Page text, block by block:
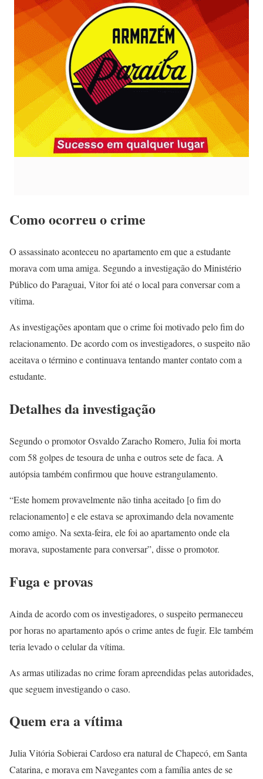
Como ocorreu o crime
O assassinato aconteceu no apartamento em que a estudante
morava com uma amiga. Segundo a investigação do Ministério
Público do Paraguai, Vitor foi até o local para conversar com a
vítima.
As investigações apontam que o crime foi motivado pelo fim do
relacionamento. De acordo com os investigadores, o suspeito não
aceitava o término e continuava tentando manter contato com a
estudante.
Detalhes da investigação
Segundo o promotor Osvaldo Zaracho Romero, Julia foi morta
com 58 golpes de tesoura de unha e outros sete de faca. A
autópsia também confirmou que houve estrangulamento.
“Este homem provavelmente não tinha aceitado [o fim do
relacionamento] e ele estava se aproximando dela novamente
como amigo. Na sexta-feira, ele foi ao apartamento onde ela
morava, supostamente para conversar”, disse o promotor.
Fuga e provas
Ainda de acordo com os investigadores, o suspeito permaneceu
por horas no apartamento após o crime antes de fugir. Ele também
teria levado o celular da vítima.
As armas utilizadas no crime foram apreendidas pelas autoridades,
que seguem investigando o caso.
Quem era a vítima
Julia Vitória Sobierai Cardoso era natural de Chapecó, em Santa
Catarina, e morava em Navegantes com a família antes de se